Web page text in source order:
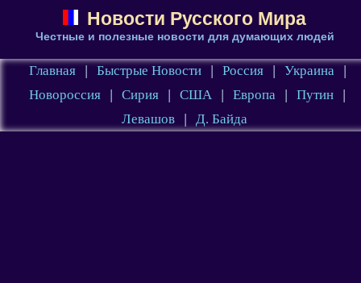
Новости Русского Мира
Честные и полезные новости для думающих людей
Главная | Быстрые Новости | Россия | Украина
|
Новороссия
| Сирия | США | Европа | Путин
|
Левашов
| Д. Байда